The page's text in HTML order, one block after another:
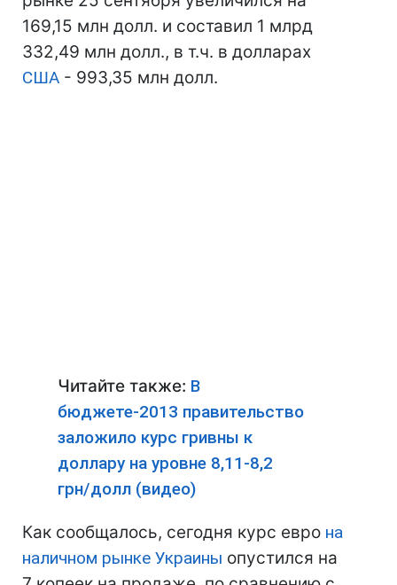
169,15 млн долл. и составил 1 млрд
332,49 млн долл., в т.ч. в долларах
США - 993,35 млн долл.
Читайте также: В
бюджете-2013 правительство
заложило курс гривны к
доллару на уровне 8,11-8,2
грн/долл (видео)
Как сообщалось, сегодня курс евро на
наличном рынке Украины опустился на